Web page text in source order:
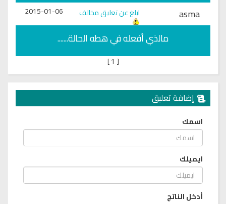
asma
ابلغ عن تعليق مخالف 2015-01-06
مالذي أفعله في هطه الحالة.......
[
]
إضافة تعليق
اسمك
ايميلك
أدخل الناتج